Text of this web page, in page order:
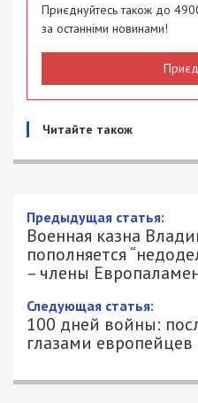
Приєднуйтесь також до
за останніми новинами!
Читайте також
Предыдущая статья:
Военная казна
пополняется
– члены
Следующая статья:
100 дней войны:
глазами европейцев